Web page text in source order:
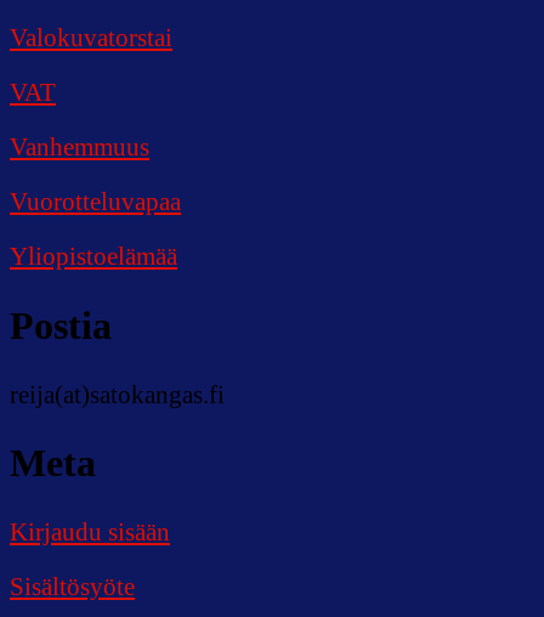
Valokuvatorstai
VAT
Vanhemmuus
Vuorotteluvapaa
Yliopistoelämää
Postia
reija(at)satokangas.fi
Meta
Kirjaudu sisään
Sisältösyöte